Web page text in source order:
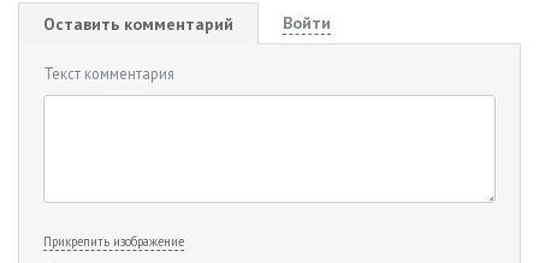
Оставить комментарий Войти
Текст комментария
Прикрепить изображение